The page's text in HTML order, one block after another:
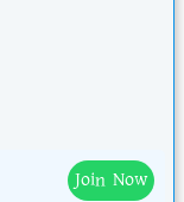
Join Now